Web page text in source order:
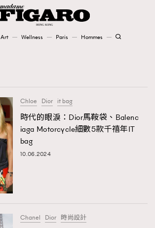
Art Wellness Paris Hommes
Art
Wellness
Paris
Hommes
Karena Lam is On Our Cover
Chloe Dior it bag
時代的眼淚：Dior馬鞍袋、Balenc
iaga Motorcycle細數5款千禧年IT
bag
10.06.2024
Chanel Dior 時尚設計